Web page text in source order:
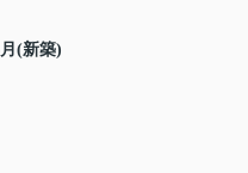
(新築)